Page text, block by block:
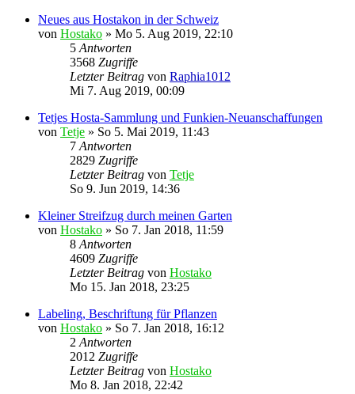
Neues aus Hostakon in der Schweiz
von Hostako » Mo 5. Aug 2019, 22:10
5 Antworten
3568 Zugriffe
Letzter Beitrag von Raphia1012
Mi 7. Aug 2019, 00:09
Tetjes Hosta-Sammlung und Funkien-Neuanschaffungen
von Tetje » So 5. Mai 2019, 11:43
7 Antworten
2829 Zugriffe
Letzter Beitrag von Tetje
So 9. Jun 2019, 14:36
Kleiner Streifzug durch meinen Garten
von Hostako » So 7. Jan 2018, 11:59
8 Antworten
4609 Zugriffe
Letzter Beitrag von Hostako
Mo 15. Jan 2018, 23:25
Labeling, Beschriftung für Pflanzen
von Hostako » So 7. Jan 2018, 16:12
2 Antworten
2012 Zugriffe
Letzter Beitrag von Hostako
Mo 8. Jan 2018, 22:42